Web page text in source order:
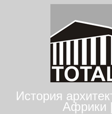
История
Африки